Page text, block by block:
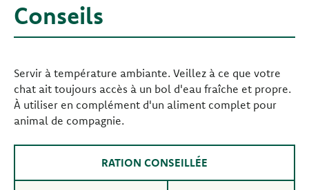
Conseils
Servir à température ambiante. Veillez à ce que votre
chat ait toujours accès à un bol d'eau fraîche et propre.
À utiliser en complément d'un aliment complet pour
animal de compagnie.
RATION CONSEILLÉE